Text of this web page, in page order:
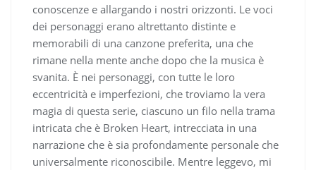
conoscenze e allargando i nostri orizzonti. Le voci
dei personaggi erano altrettanto distinte e
memorabili di una canzone preferita, una che
rimane nella mente anche dopo che la musica è
svanita. È nei personaggi, con tutte le loro
eccentricità e imperfezioni, che troviamo la vera
magia di questa serie, ciascuno un filo nella trama
intricata che è Broken Heart, intrecciata in una
narrazione che è sia profondamente personale che
universalmente riconoscibile. Mentre leggevo, mi